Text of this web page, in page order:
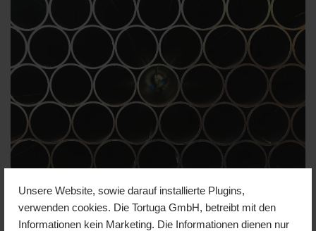
Unsere Website, sowie darauf installierte Plugins,
verwenden cookies. Die Tortuga GmbH, betreibt mit den
Informationen kein Marketing. Die Informationen dienen nur
TOFLEX 28